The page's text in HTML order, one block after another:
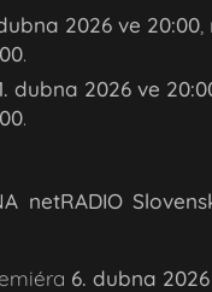
2026 ve 20:00
.
dubna 2026 ve
.
netRADIO
6. dubna